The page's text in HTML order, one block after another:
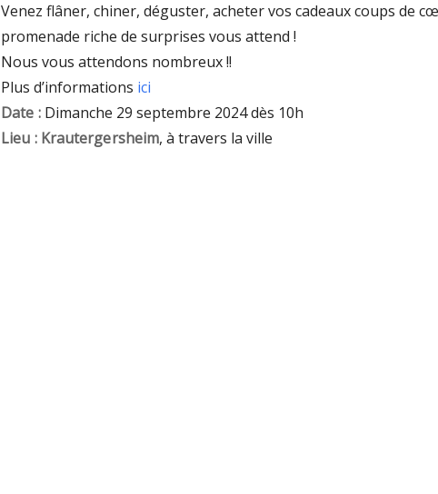
Venez flâner, chiner, déguster, acheter vos cadeaux coups de
promenade riche de surprises vous attend !
Nous vous attendons nombreux !!
Plus d’informations ici
Date :Dimanche 29 septembre 2024 dès 10h
Lieu : Krautergersheim, à travers la ville